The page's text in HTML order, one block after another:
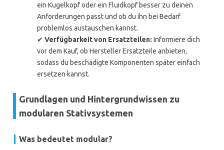
ein Kugelkopf oder ein Fluidkopf besser zu deinen
Anforderungen passt und ob du ihn bei Bedarf
problemlos austauschen kannst.
✔ Verfügbarkeit von Ersatzteilen: Informiere dich
vor dem Kauf, ob Hersteller Ersatzteile anbieten,
sodass du beschädigte Komponenten später einfach
ersetzen kannst.
Grundlagen und Hintergrundwissen zu
modularen Stativsystemen
Was bedeutet modular?